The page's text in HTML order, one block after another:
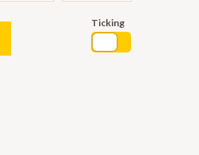
Ticking